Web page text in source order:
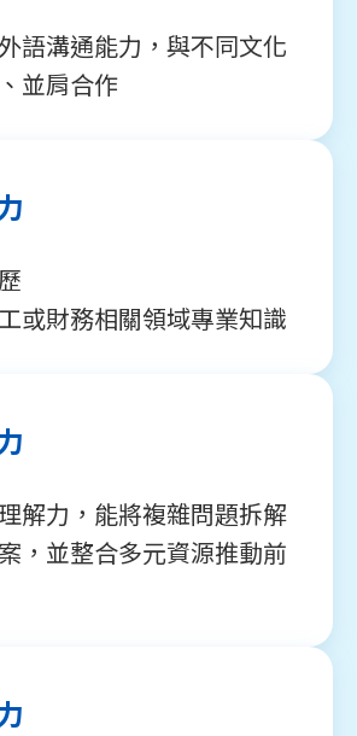
語溝通能力，與不同文化
並肩合作
或財務相關領域專業知識
解力，能將複雜問題拆解
，並整合多元資源推動前